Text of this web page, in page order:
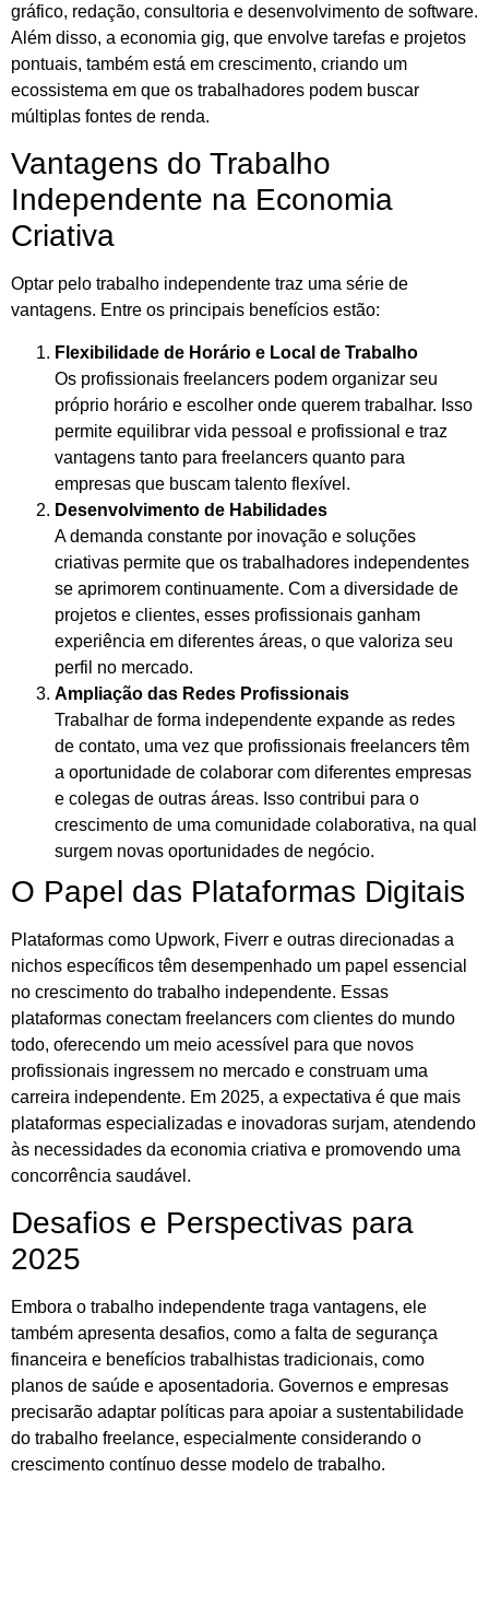
gráfico, redação, consultoria e desenvolvimento de software.
Além disso, a economia gig, que envolve tarefas e projetos
pontuais, também está em crescimento, criando um
ecossistema em que os trabalhadores podem buscar
múltiplas fontes de renda.
Vantagens do Trabalho
Independente na Economia
Criativa
Optar pelo trabalho independente traz uma série de
vantagens. Entre os principais benefícios estão:
Flexibilidade de Horário e Local de Trabalho
Os profissionais freelancers podem organizar seu
próprio horário e escolher onde querem trabalhar. Isso
permite equilibrar vida pessoal e profissional e traz
vantagens tanto para freelancers quanto para
empresas que buscam talento flexível.
Desenvolvimento de Habilidades
A demanda constante por inovação e soluções
criativas permite que os trabalhadores independentes
se aprimorem continuamente. Com a diversidade de
projetos e clientes, esses profissionais ganham
experiência em diferentes áreas, o que valoriza seu
perfil no mercado.
Ampliação das Redes Profissionais
Trabalhar de forma independente expande as redes
de contato, uma vez que profissionais freelancers têm
a oportunidade de colaborar com diferentes empresas
e colegas de outras áreas. Isso contribui para o
crescimento de uma comunidade colaborativa, na qual
surgem novas oportunidades de negócio.
O Papel das Plataformas Digitais
Plataformas como Upwork, Fiverr e outras direcionadas a
nichos específicos têm desempenhado um papel essencial
no crescimento do trabalho independente. Essas
plataformas conectam freelancers com clientes do mundo
todo, oferecendo um meio acessível para que novos
profissionais ingressem no mercado e construam uma
carreira independente. Em 2025, a expectativa é que mais
plataformas especializadas e inovadoras surjam, atendendo
às necessidades da economia criativa e promovendo uma
concorrência saudável.
Desafios e Perspectivas para
2025
Embora o trabalho independente traga vantagens, ele
também apresenta desafios, como a falta de segurança
financeira e benefícios trabalhistas tradicionais, como
planos de saúde e aposentadoria. Governos e empresas
precisarão adaptar políticas para apoiar a sustentabilidade
do trabalho freelance, especialmente considerando o
crescimento contínuo desse modelo de trabalho.